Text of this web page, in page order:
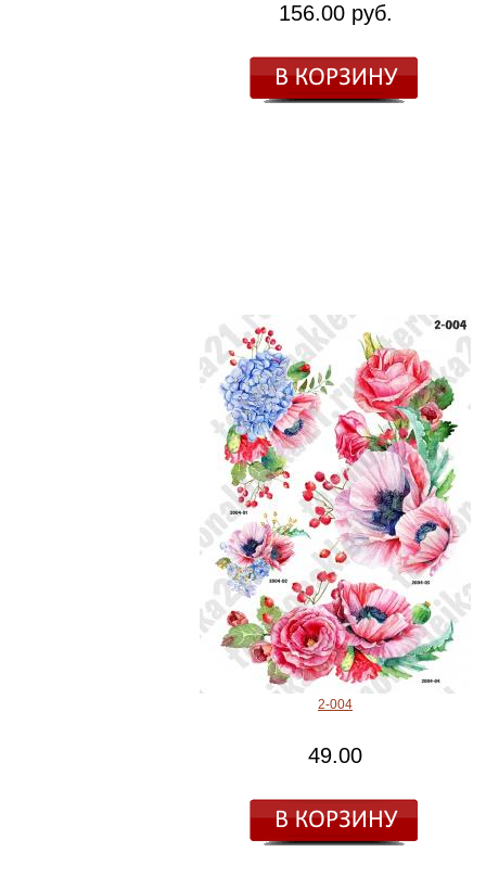
156.00 руб.
2-004
49.00